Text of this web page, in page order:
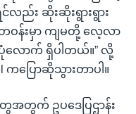
ည်း ဆိုးဆိုးရွားရွား
ဝန်းမှာ ကျမတို့ လေ့လာ
လောက် ရှိပါတယ်။” လို့
ကပြောဆိုသွားတာပါ။
အတွက် ဥပဒေပြဌာန်း